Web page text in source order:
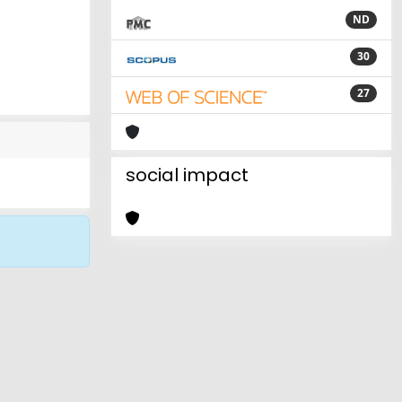
ND
30
27
social impact